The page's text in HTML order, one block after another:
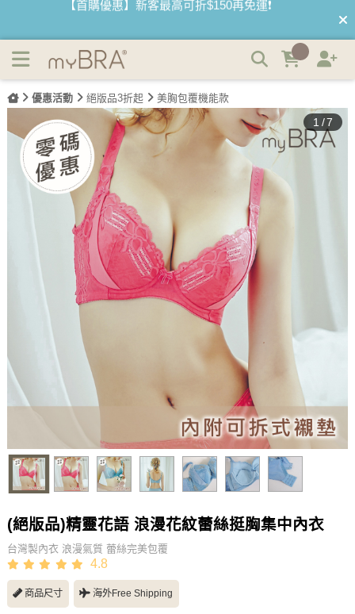
(絕版品)精靈花語 浪漫花紋蕾絲挺胸集中內衣 | myBRA 最懂
優惠活動 絕版品3折起 美胸包覆機能款
1 /7
(絕版品)精靈花語 浪漫花紋蕾絲挺胸集中內衣
台灣製內衣 浪漫氣質 蕾絲完美包覆
4.8
商品尺寸 海外Free Shipping